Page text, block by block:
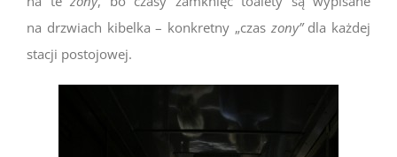
na drzwiach kibelka – konkretny „czas zony”dla każdej
stacji postojowej.